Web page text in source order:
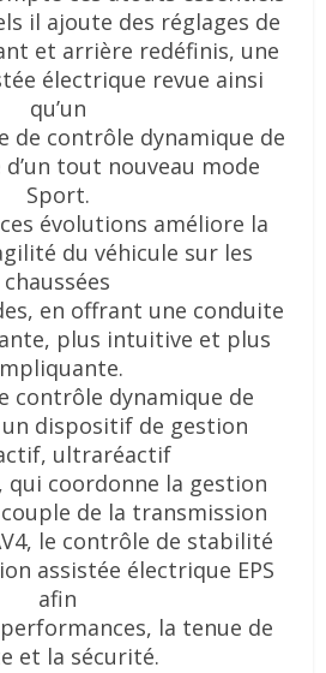
il ajoute des réglages de
et arrière redéfinis, une
électrique revue ainsi
qu’un
de contrôle dynamique de
tout nouveau mode
Sport.
ces évolutions améliore la
du véhicule sur les
chaussées
en offrant une conduite
plus intuitive et plus
contrôle dynamique de
dispositif de gestion
ultraréactif
coordonne la gestion
de la transmission
le contrôle de stabilité
assistée électrique EPS
afin
la tenue de
et la sécurité.